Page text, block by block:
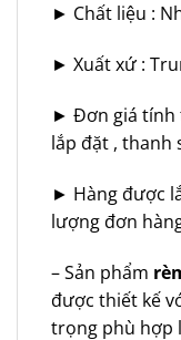
► Chất liệu :
► Xuất xứ :
► Đơn giá tính
lắp đặt , thanh
► Hàng được
lượng đơn
– Sản phẩm
được thiết kế
trọng phù hợp